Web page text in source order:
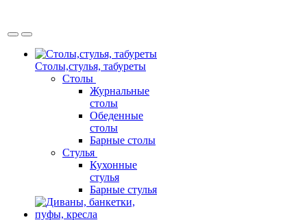
Столы,стулья, табуреты
Столы
Журнальные
столы
Обеденные
столы
Барные столы
Стулья
Кухонные
стулья
Барные стулья